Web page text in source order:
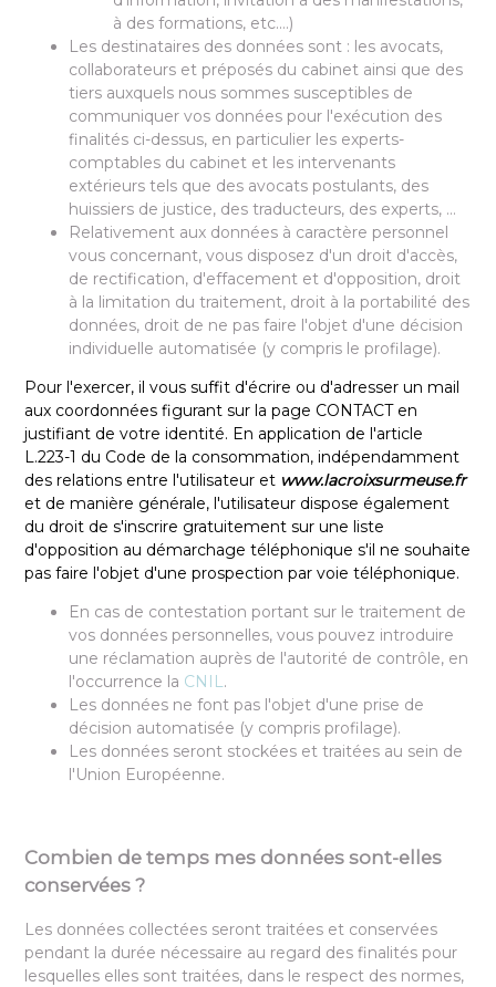
à des formations, etc.…)
Les destinataires des données sont : les avocats,
collaborateurs et préposés du cabinet ainsi que des
tiers auxquels nous sommes susceptibles de
communiquer vos données pour l'exécution des
finalités ci-dessus, en particulier les experts-
comptables du cabinet et les intervenants
extérieurs tels que des avocats postulants, des
huissiers de justice, des traducteurs, des experts, …
Relativement aux données à caractère personnel
vous concernant, vous disposez d'un droit d'accès,
de rectification, d'effacement et d'opposition, droit
à la limitation du traitement, droit à la portabilité des
données, droit de ne pas faire l'objet d'une décision
individuelle automatisée (y compris le profilage).
Pour l'exercer, il vous suffit d'écrire ou d'adresser un mail
aux coordonnées figurant sur la page CONTACT en
justifiant de votre identité. En application de l'article
L.223-1 du Code de la consommation, indépendamment
des relations entre l'utilisateur et www.lacroixsurmeuse.fr
et de manière générale, l'utilisateur dispose également
du droit de s'inscrire gratuitement sur une liste
d'opposition au démarchage téléphonique s'il ne souhaite
pas faire l'objet d'une prospection par voie téléphonique.
En cas de contestation portant sur le traitement de
vos données personnelles, vous pouvez introduire
une réclamation auprès de l'autorité de contrôle, en
l'occurrence la CNIL.
Les données ne font pas l'objet d'une prise de
décision automatisée (y compris profilage).
Les données seront stockées et traitées au sein de
l'Union Européenne.
Combien de temps mes données sont-elles
conservées ?
Les données collectées seront traitées et conservées
pendant la durée nécessaire au regard des finalités pour
lesquelles elles sont traitées, dans le respect des normes,